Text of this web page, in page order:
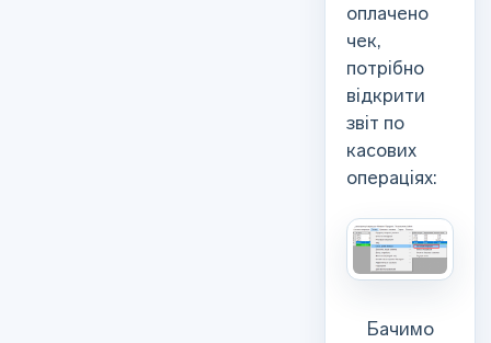
оплачено
чек,
потрібно
відкрити
звіт по
касових
операціях:
Бачимо